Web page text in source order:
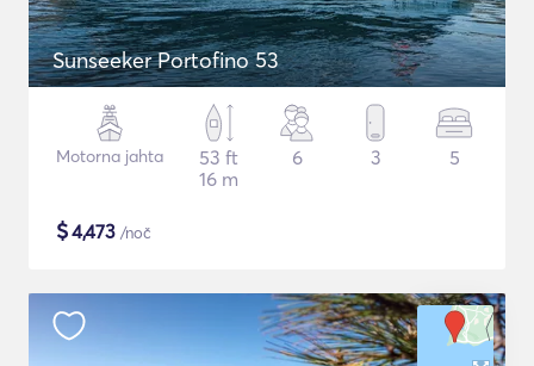
Sunseeker Portofino 53
Motorna jahta
53 ft
16 m
6 3 5
$4,473 /noč